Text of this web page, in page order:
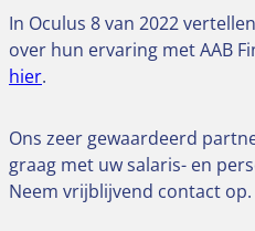
In Oculus 8 van 2022
over hun ervaring met AAB
hier.
Ons zeer gewaardeerd
graag met uw salaris- en
Neem vrijblijvend contact op.